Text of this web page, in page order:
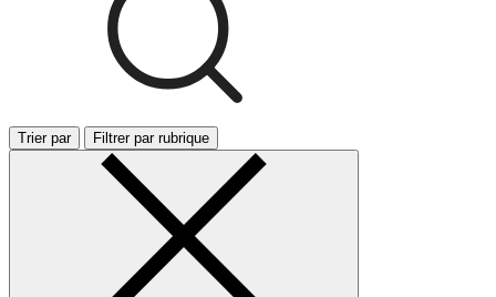
Trier par Filtrer par rubrique